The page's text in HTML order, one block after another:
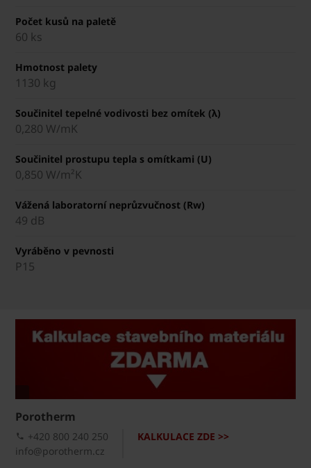
Počet kusů na paletě
60 ks
Hmotnost palety
1130 kg
Součinitel tepelné vodivosti bez omítek (λ)
0,280 W/mK
Součinitel prostupu tepla s omítkami (U)
0,850 W/m²K
Vážená laboratorní neprůzvučnost (Rw)
49 dB
Vyráběno v pevnosti
P15
Porotherm
KALKULACE ZDE >>
+420 800 240 250
info@porotherm.cz